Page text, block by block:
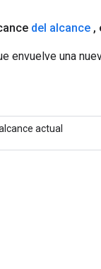
del alcance ,
envuelve una
actual